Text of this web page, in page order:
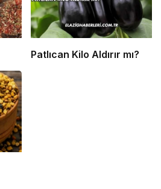
Patlıcan Kilo Aldırır mı?